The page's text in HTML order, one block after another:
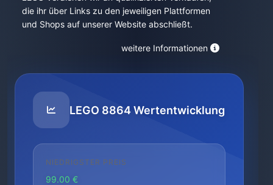
die ihr über Links zu den jeweiligen Plattformen
und Shops auf unserer Website abschließt.
weitere Informationen
LEGO 8864 Wertentwicklung
NIEDRIGSTER PREIS
99.00 €